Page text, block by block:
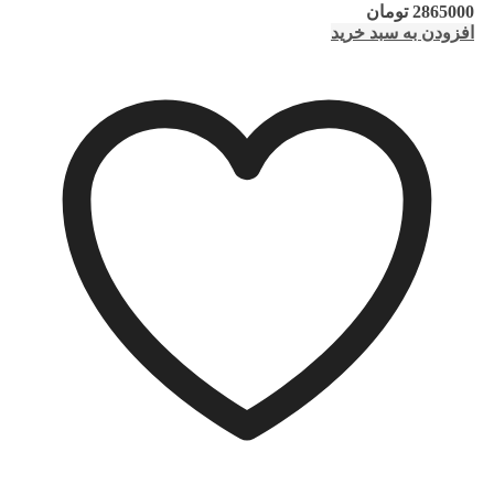
2865000 تومان
افزودن به سبد خرید